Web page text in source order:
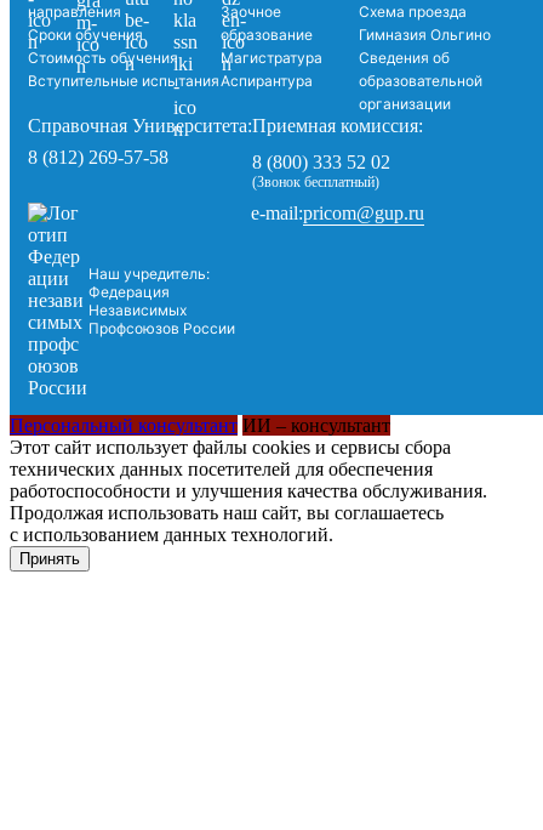
направления
Сроки обучения
Стоимость обучения
Вступительные испытания
Заочное
образование
Магистратура
Аспирантура
Схема проезда
Гимназия Ольгино
Сведения об
образовательной
организации
Справочная Университета:
8 (812) 269-57-58
Приемная комиссия:
8 (800) 333 52 02
(Звонок бесплатный)
Наш учредитель:
Федерация
Независимых
Профсоюзов России
e-mail:pricom@gup.ru
Персональный консультант ИИ – консультант
Этот сайт использует файлы cookies и сервисы сбора
технических данных посетителей для обеспечения
работоспособности и улучшения качества обслуживания.
Продолжая использовать наш сайт, вы соглашаетесь
с использованием данных технологий.
Принять